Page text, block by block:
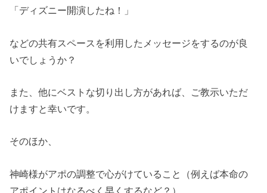
「ディズニー開演したね！」
などの共有スペースを利用したメッセージをするのが良
いでしょうか？
また、他にベストな切り出し方があれば、ご教示いただ
けますと幸いです。
そのほか、
神崎様がアポの調整で心がけていること（例えば本命の
アポイントはなるべく早くするなど？）